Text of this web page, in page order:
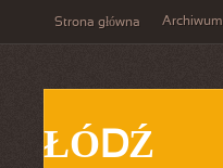
Strona główna Archiwum
ŁÓDŹ